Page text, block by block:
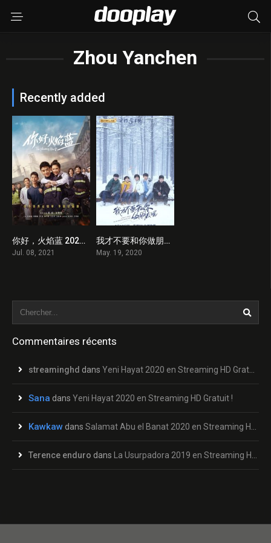
Zhou Yanchen
Recently added
0
你好，火焰蓝 2021 en Streaming HD Gratuit !
Jul. 08, 2021
7
我才不要和你做朋友呢 2020 en Streaming HD Gratuit !
May. 19, 2020
Commentaires récents
streaminghd dans Yeni Hayat 2020 en Streaming HD Gratuit !
Sana dans Yeni Hayat 2020 en Streaming HD Gratuit !
Kawkaw dans Salamat Abu el Banat 2020 en Streaming HD Gratuit !
Terence enduro dans La Usurpadora 2019 en Streaming HD Gratuit !